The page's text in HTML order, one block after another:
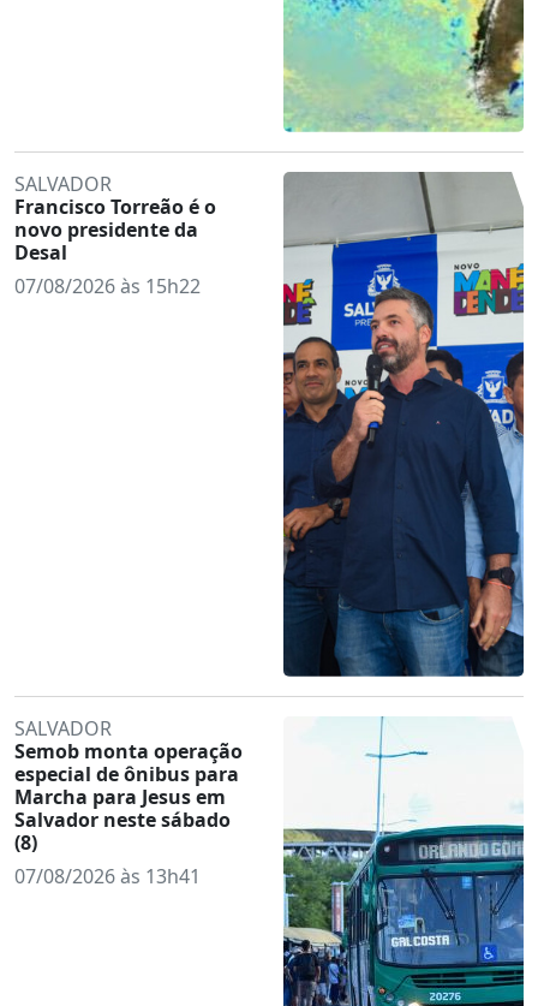
SALVADOR
Francisco Torreão é o
novo presidente da
Desal
07/08/2026 às 15h22
SALVADOR
Semob monta operação
especial de ônibus para
Marcha para Jesus em
Salvador neste sábado
(8)
07/08/2026 às 13h41